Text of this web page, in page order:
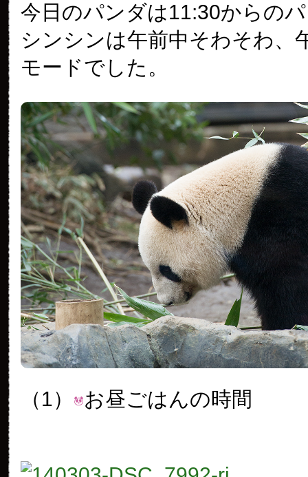
今日のパンダは11:30からの
シンシンは午前中そわそわ、
モードでした。
（1） お昼ごはんの時間